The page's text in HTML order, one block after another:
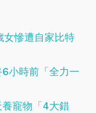
女慘遭自家比特
小時前「全力一
寵物「4大錯